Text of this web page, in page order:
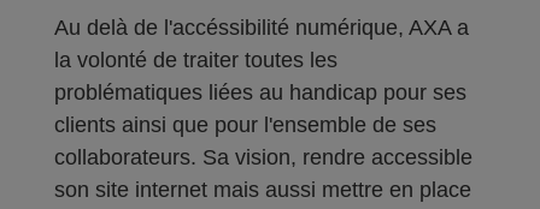
Au delà de l'accéssibilité numérique, AXA a
la volonté de traiter toutes les
problématiques liées au handicap pour ses
clients ainsi que pour l'ensemble de ses
collaborateurs. Sa vision, rendre accessible
son site internet mais aussi mettre en place